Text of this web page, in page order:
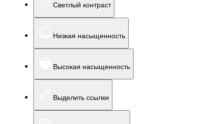
Светлый контраст
Низкая насыщенность
Высокая насыщенность
Выделить ссылки